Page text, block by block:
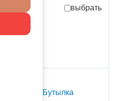
выбрать
A BOY Бутылка